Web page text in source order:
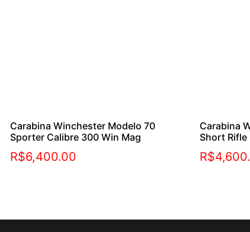
Carabina Winchester Modelo 70
Sporter Calibre 300 Win Mag
R$6,400.00
Carabina
Short Rifle
R$